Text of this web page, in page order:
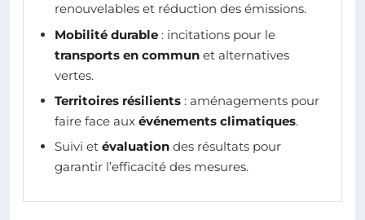
renouvelables et réduction des émissions.
Mobilité durable : incitations pour le
transports en commun et alternatives
vertes.
Territoires résilients : aménagements pour
faire face aux événements climatiques.
Suivi et évaluation des résultats pour
garantir l’efficacité des mesures.